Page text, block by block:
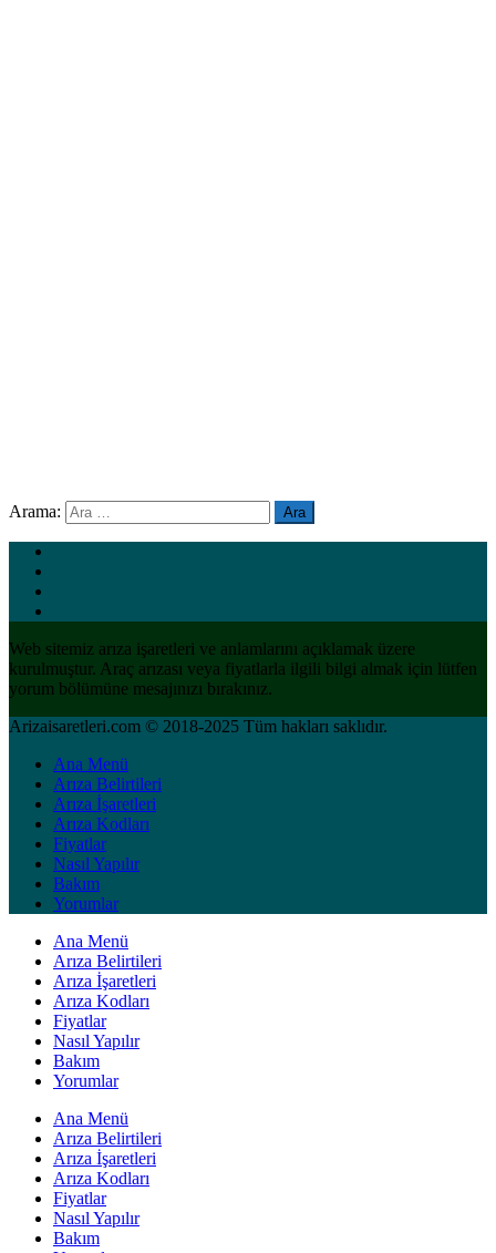
Arama:
Web sitemiz arıza işaretleri ve anlamlarını açıklamak üzere
kurulmuştur. Araç arızası veya fiyatlarla ilgili bilgi almak için lütfen
yorum bölümüne mesajınızı bırakınız.
Arizaisaretleri.com © 2018-2025 Tüm hakları saklıdır.
Ana Menü
Arıza Belirtileri
Arıza İşaretleri
Arıza Kodları
Fiyatlar
Nasıl Yapılır
Bakım
Yorumlar
Ana Menü
Arıza Belirtileri
Arıza İşaretleri
Arıza Kodları
Fiyatlar
Nasıl Yapılır
Bakım
Yorumlar
Ana Menü
Arıza Belirtileri
Arıza İşaretleri
Arıza Kodları
Fiyatlar
Nasıl Yapılır
Bakım